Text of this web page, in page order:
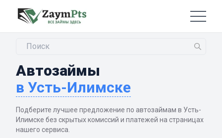
Автозаймы
в Усть-Илимске
Подберите лучшее предложение по автозаймам в Усть-
Илимске без скрытых комиссий и платежей на страницах
нашего сервиса.